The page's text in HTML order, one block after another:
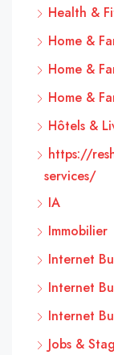
Health &
Home &
Home &
Home &
Hôtels &
https://
services/
IA
Immobilier
Internet
Internet
Internet
Jobs &